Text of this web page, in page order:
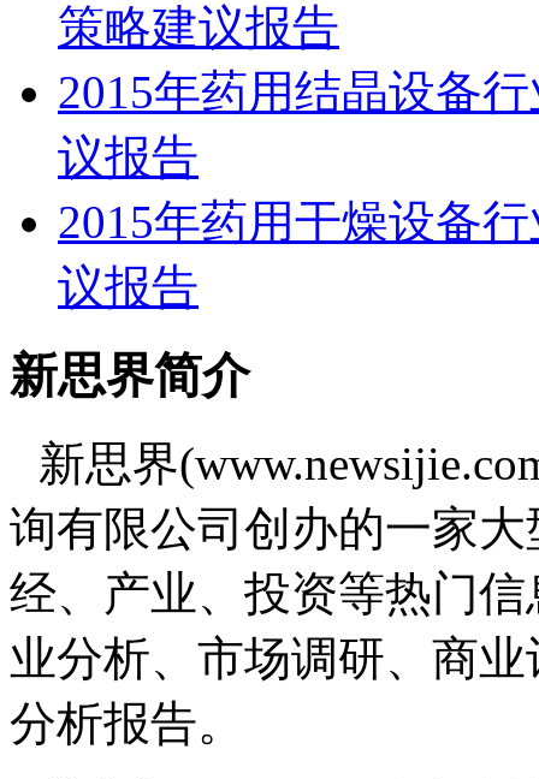
策略建议报告
2015年药用结晶设备
议报告
2015年药用干燥设备
议报告
新思界简介
新思界
询有限公司创办的一家
经、产业、投资等热门
业分析、市场调研、商
分析报告。